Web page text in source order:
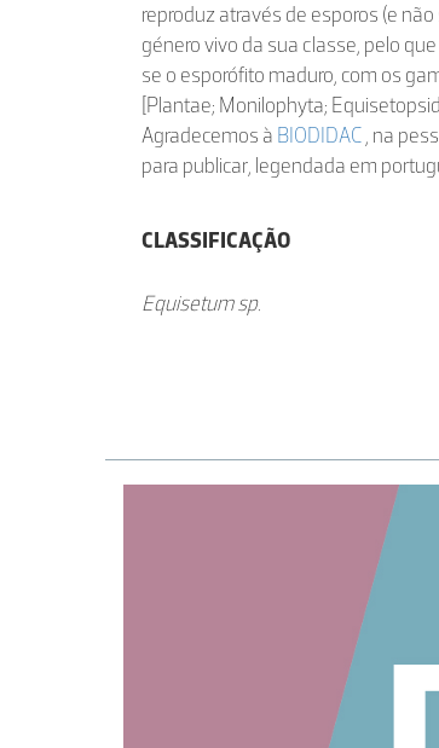
reproduz através de esporos (e
género vivo da sua classe, pelo
se o esporófito maduro, com os
[Plantae; Monilophyta;
Agradecemos à BIODIDAC, na
para publicar, legendada em
CLASSIFICAÇÃO
Equisetum sp.